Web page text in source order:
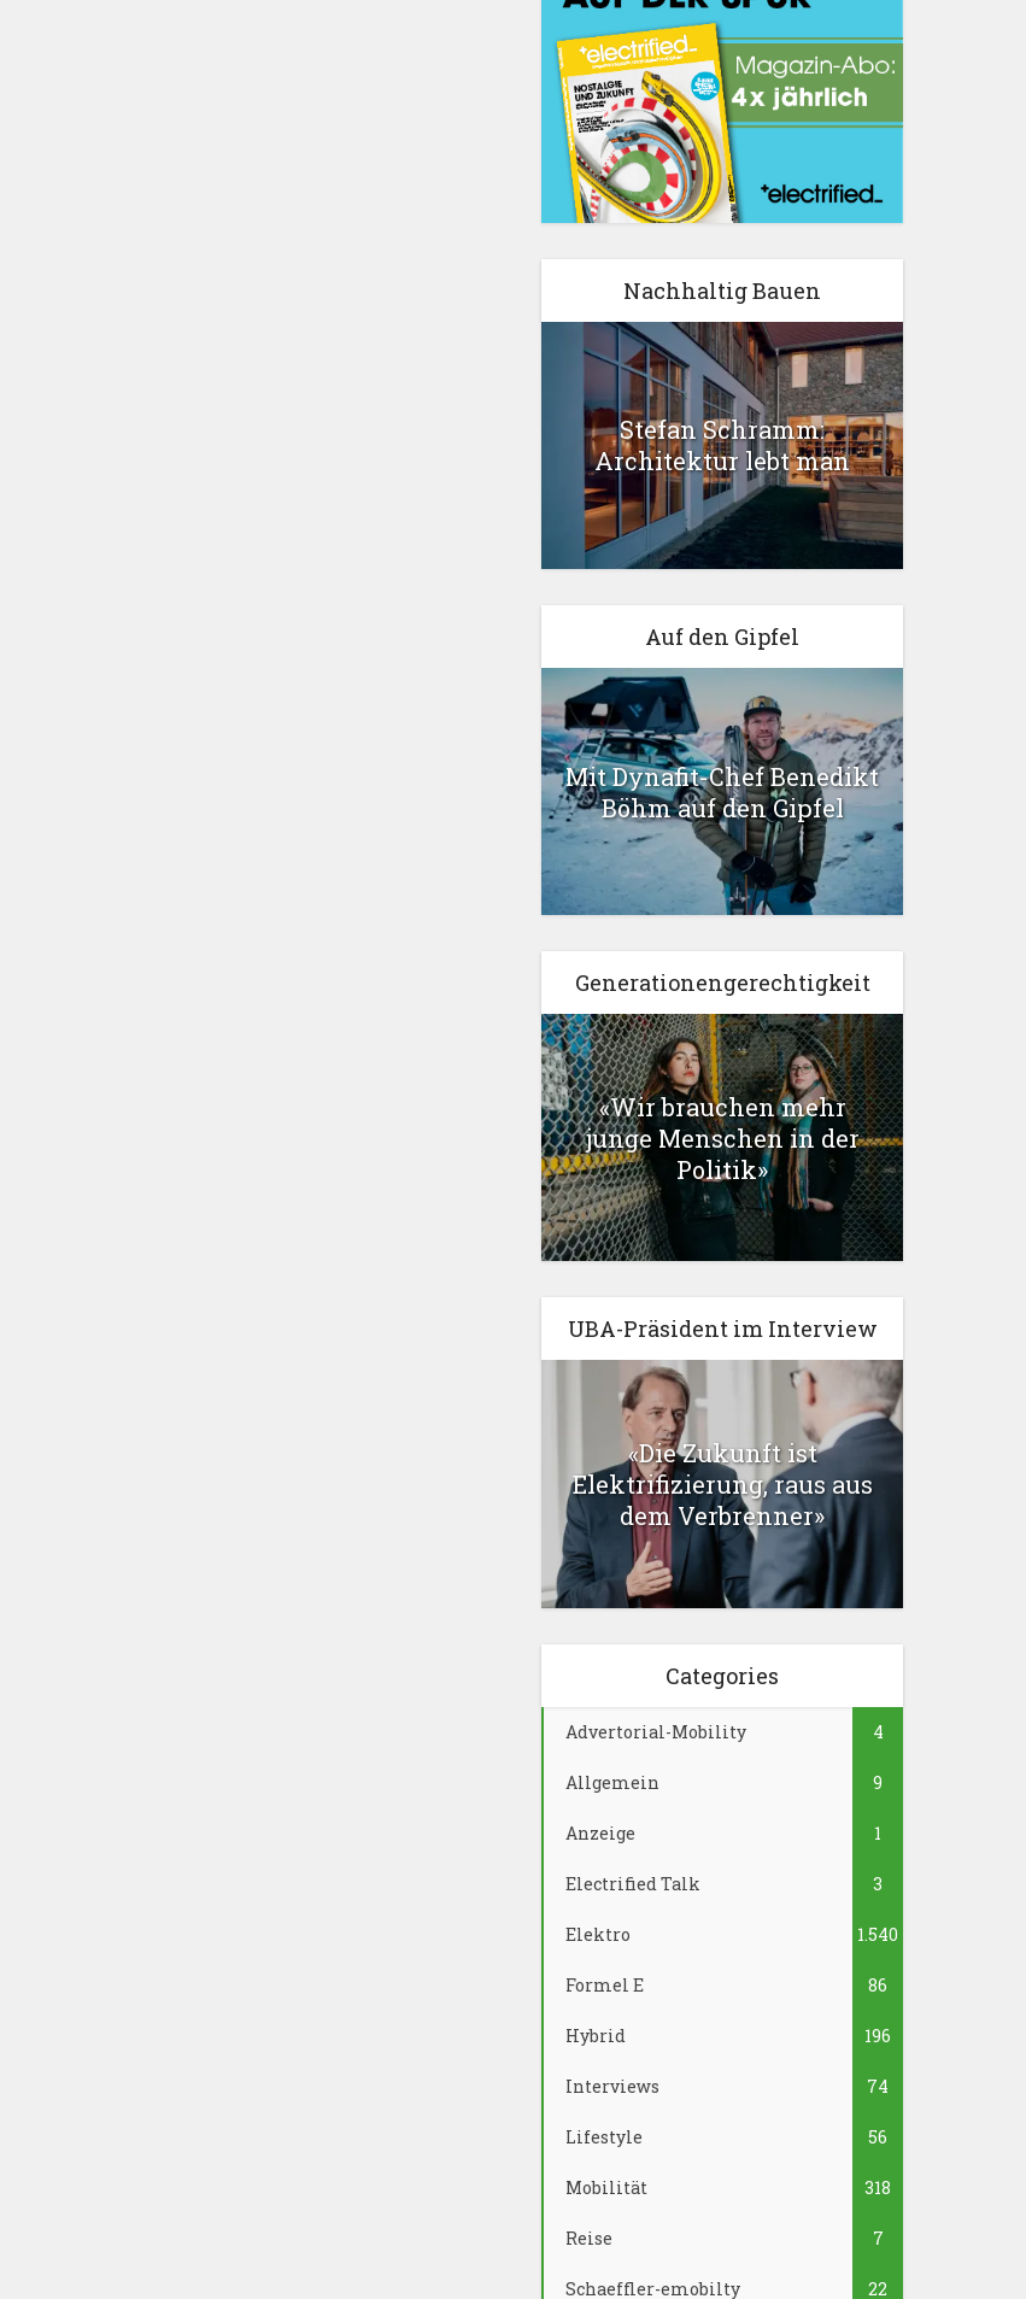
Nachhaltig Bauen
Stefan Schramm:
Architektur lebt man
Auf den Gipfel
Mit Dynafit-Chef Benedikt
Böhm auf den Gipfel
Generationengerechtigkeit
«Wir brauchen mehr
junge Menschen in der
Politik»
UBA-Präsident im Interview
«Die Zukunft ist
Elektrifizierung, raus aus
dem Verbrenner»
Categories
Advertorial-Mobility 4
Allgemein 9
Anzeige 1
Electrified Talk 3
Elektro 1.540
Formel E 86
Hybrid 196
Interviews 74
Lifestyle 56
Mobilität 318
Reise 7
Schaeffler-emobilty 22